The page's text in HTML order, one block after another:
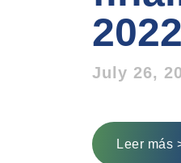
2022
July 26,
Leer más